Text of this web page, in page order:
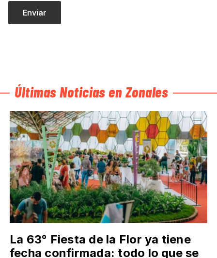
Últimas Noticias en Zonales
La 63° Fiesta de la Flor ya tiene
fecha confirmada: todo lo que se